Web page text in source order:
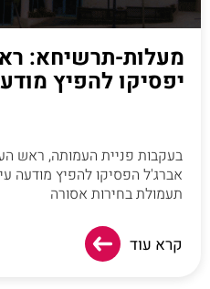
מעלות-תרשיחא:
יפסיקו להפיץ
בעקבות פניית העמותה, ראש
אברג'ל הפסיקו להפיץ מודעה
תעמולת בחירות אסורה
קרא עוד